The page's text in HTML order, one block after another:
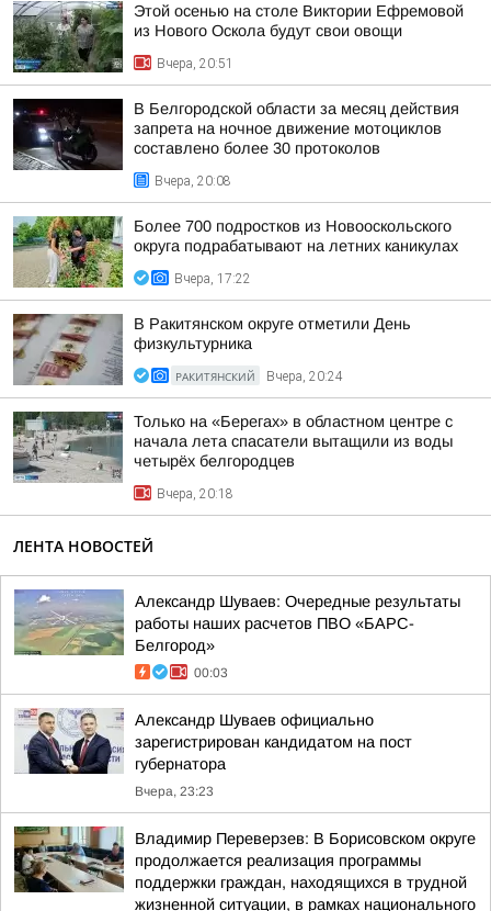
Этой осенью на столе Виктории Ефремовой
из Нового Оскола будут свои овощи
Вчера, 20:51
В Белгородской области за месяц действия
запрета на ночное движение мотоциклов
составлено более 30 протоколов
Вчера, 20:08
Более 700 подростков из Новооскольского
округа подрабатывают на летних каникулах
Вчера, 17:22
В Ракитянском округе отметили День
физкультурника
РАКИТЯНСКИЙ Вчера, 20:24
Только на «Берегах» в областном центре с
начала лета спасатели вытащили из воды
четырёх белгородцев
Вчера, 20:18
ЛЕНТА НОВОСТЕЙ
Александр Шуваев: Очередные результаты
работы наших расчетов ПВО «БАРС-
Белгород»
00:03
Александр Шуваев официально
зарегистрирован кандидатом на пост
губернатора
Вчера, 23:23
Владимир Переверзев: В Борисовском округе
продолжается реализация программы
поддержки граждан, находящихся в трудной
жизненной ситуации, в рамках национального